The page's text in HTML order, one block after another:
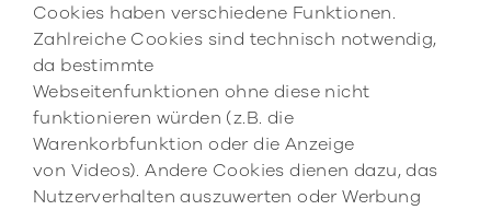
Cookies haben verschiedene Funktionen.
Zahlreiche Cookies sind technisch notwendig,
da bestimmte
Webseitenfunktionen ohne diese nicht
funktionieren würden (z.B. die
Warenkorbfunktion oder die Anzeige
von Videos). Andere Cookies dienen dazu, das
Nutzerverhalten auszuwerten oder Werbung